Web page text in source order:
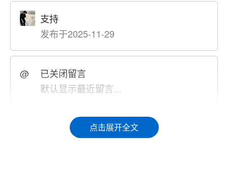
支持
发布于2025-11-29
@
已关闭留言
默认显示最近留言...
话说那啥，村儿里有个主儿，叫大炮，那可是个出
了名的沙雕。他那一嘴方言，那可真是溜得飞起，
点击展开全文